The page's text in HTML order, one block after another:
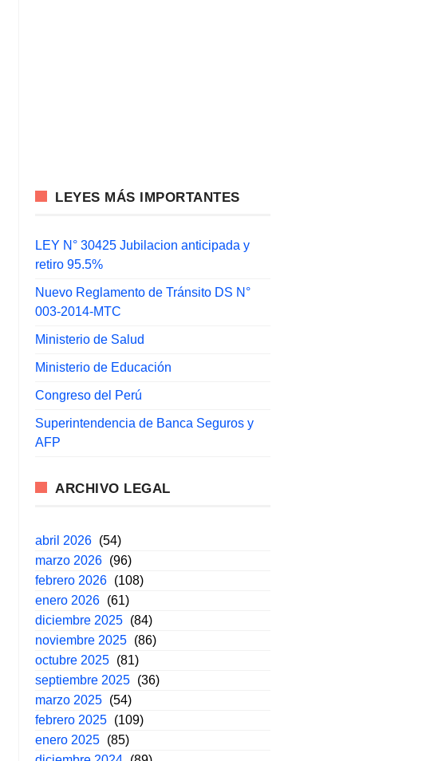
LEYES MÁS IMPORTANTES
LEY N° 30425 Jubilacion anticipada y
retiro 95.5%
Nuevo Reglamento de Tránsito DS N°
003-2014-MTC
Ministerio de Salud
Ministerio de Educación
Congreso del Perú
Superintendencia de Banca Seguros y
AFP
ARCHIVO LEGAL
abril 2026 (54)
marzo 2026 (96)
febrero 2026 (108)
enero 2026 (61)
diciembre 2025 (84)
noviembre 2025 (86)
octubre 2025 (81)
septiembre 2025 (36)
marzo 2025 (54)
febrero 2025 (109)
enero 2025 (85)